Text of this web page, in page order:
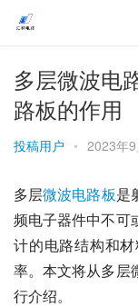
多层微波电
路板的作用
投稿用户 • 2023年
多层微波电路板是
频电子器件中不可
计的电路结构和
率。本文将从多层
行介绍。